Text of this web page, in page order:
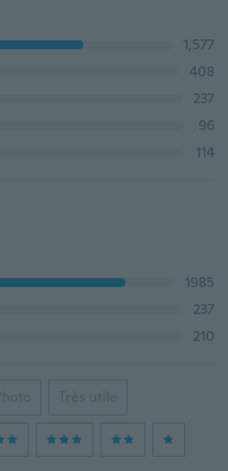
1,577
408
237
96
114
1985
237
210
Très utile